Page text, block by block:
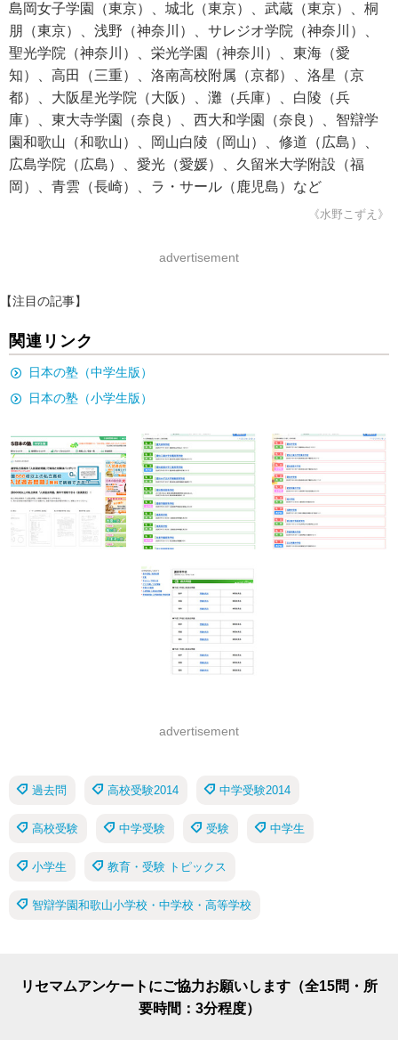
島岡女子学園（東京）、城北（東京）、武蔵（東京）、桐
朋（東京）、浅野（神奈川）、サレジオ学院（神奈川）、
聖光学院（神奈川）、栄光学園（神奈川）、東海（愛
知）、高田（三重）、洛南高校附属（京都）、洛星（京
都）、大阪星光学院（大阪）、灘（兵庫）、白陵（兵
庫）、東大寺学園（奈良）、西大和学園（奈良）、智辯学
園和歌山（和歌山）、岡山白陵（岡山）、修道（広島）、
広島学院（広島）、愛光（愛媛）、久留米大学附設（福
岡）、青雲（長崎）、ラ・サール（鹿児島）など
《水野こずえ》
advertisement
【注目の記事】
関連リンク
日本の塾（中学生版）
日本の塾（小学生版）
advertisement
過去問 高校受験2014 中学受験2014
高校受験 中学受験 受験 中学生
小学生 教育・受験 トピックス
智辯学園和歌山小学校・中学校・高等学校
リセマムアンケートにご協力お願いします（全15問・所
要時間：3分程度）